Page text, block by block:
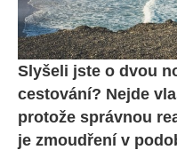
Slyšeli jste o dvou
cestování? Nejde
protože správnou
je zmoudření v